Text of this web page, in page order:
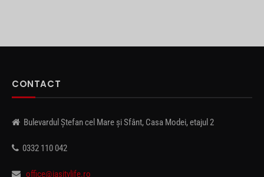
CONTACT
Bulevardul Ștefan cel Mare și Sfânt, Casa Modei, etajul 2
0332 110 042
office@iasitvlife.ro